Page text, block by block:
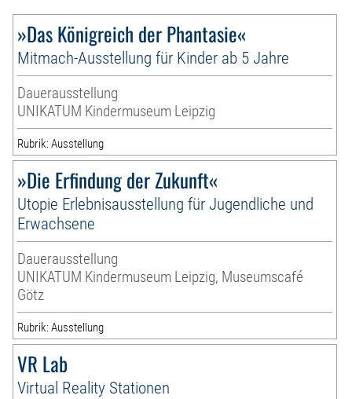
»Das Königreich der Phantasie«
Mitmach-Ausstellung für Kinder ab 5 Jahre
Dauerausstellung
UNIKATUM Kindermuseum Leipzig
Rubrik: Ausstellung
»Die Erfindung der Zukunft«
Utopie Erlebnisausstellung für Jugendliche und
Erwachsene
Dauerausstellung
UNIKATUM Kindermuseum Leipzig, Museumscafé
Götz
Rubrik: Ausstellung
VR Lab
Virtual Reality Stationen